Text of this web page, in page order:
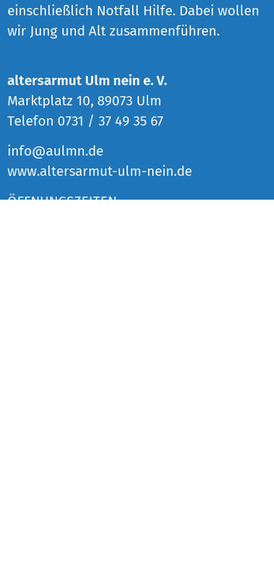
einschließlich Notfall Hilfe. Dabei wollen
wir Jung und Alt zusammenführen.
altersarmut Ulm nein e. V.
Marktplatz 10, 89073 Ulm
Telefon 0731 / 37 49 35 67
info@aulmn.de
www.altersarmut-ulm-nein.de
ÖFFNUNGSZEITEN